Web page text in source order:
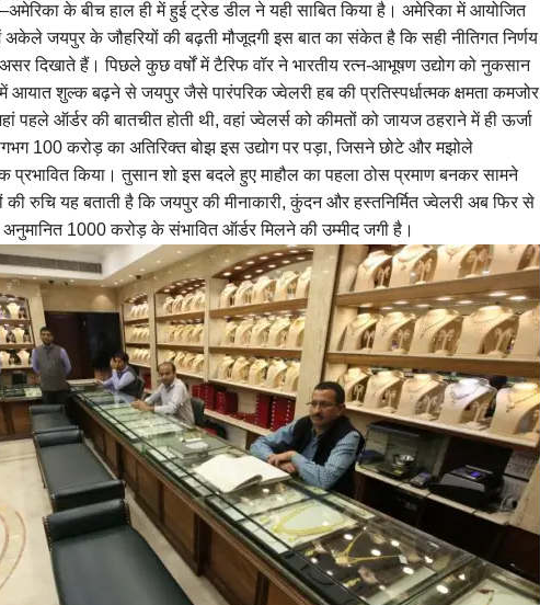
के बीच हाल ही में हुई ट्रेड डील ने यही साबित किया है। अमेरिका में आयोजित
जयपुर के जौहरियों की बढ़ती मौजूदगी इस बात का संकेत है कि सही नीतिगत निर्णय
दिखाते हैं। पिछले कुछ वर्षों में टैरिफ वॉर ने भारतीय रत्न-आभूषण उद्योग को नुकसान
आयात शुल्क बढ़ने से जयपुर जैसे पारंपरिक ज्वेलरी हब की प्रतिस्पर्धात्मक क्षमता कमजोर
पहले ऑर्डर की बातचीत होती थी, वहां ज्वेलर्स को कीमतों को जायज ठहराने में ही ऊर्जा
100 करोड़ का अतिरिक्त बोझ इस उद्योग पर पड़ा, जिसने छोटे और मझोले
प्रभावित किया। तुसान शो इस बदले हुए माहौल का पहला ठोस प्रमाण बनकर सामने
की रुचि यह बताती है कि जयपुर की मीनाकारी, कुंदन और हस्तनिर्मित ज्वेलरी अब फिर से
1000 करोड़ के संभावित ऑर्डर मिलने की उम्मीद जगी है।